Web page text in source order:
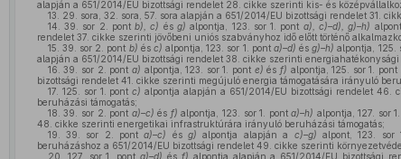
alapján a 651/2014/EU bizottsági rendelet 28. cikke szerinti kis- és
13.
29. sora, 32. sora, 57. sora alapján a 651/2014/EU bizottsági rendelet 31.
14.
39. sor 2. pontb), c) ésg) alpontja, 123. sor 1. pont a), c)–d), g)–h)
rendelet 37. cikke szerinti jövőbeni uniós szabványhoz idő előtt történő
15. 39. sor 2. pont b) és c) alpontja, 123. sor 1. pont a)–d) ésg)–h) alpontja, 125.
alapján a 651/2014/EU bizottsági rendelet 38. cikke szerinti
16. 39. sor 2. pont a) alpontja, 123. sor 1. pont e) és f) alpontja, 125. sor 1. pont
bizottsági rendelet 41. cikke szerinti megújuló energia támogatására irányuló
17. 125. sor 1. pontc) alpontja alapján a 651/2014/EU bizottsági rendelet
beruházási támogatás;
18. 39. sor 2. pont a)–c) és f) alpontja, 123. sor 1. ponta)–h) alpontja, 127. sor
48. cikke szerinti energetikai infrastruktúrára irányuló beruházási támogatás;
19.
39. sor 2. ponta)–c) ésg) alpontja alapján a c)–g) alpont, 123. sor
beruházáshoz a 651/2014/EU bizottsági rendelet 49. cikke szerinti
20.
127. sor 1. ponta)–d) és f) alpontja alapján a 651/2014/EU bizottsági